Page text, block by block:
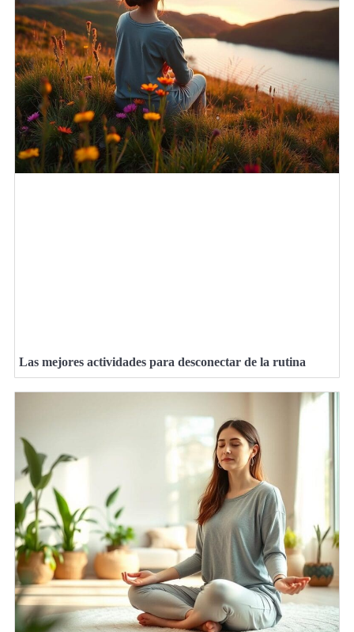
Las mejores actividades para desconectar de la rutina